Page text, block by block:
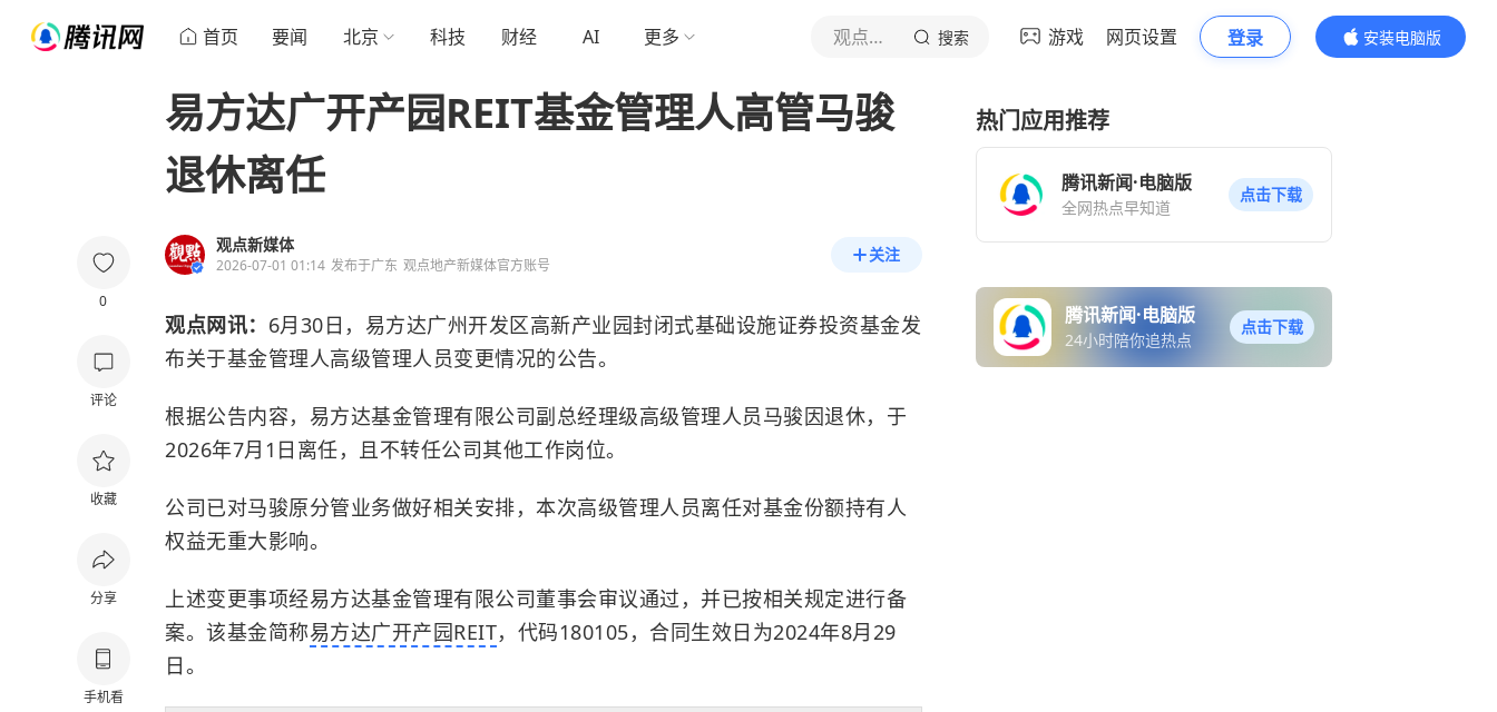
首页 要闻 北京 科技 财经 AI 更多 观点新媒体 搜索 游戏 网页设置 登录
安装电脑版
内容更精彩
0
评论
收藏
分享
手机看
易方达广开产园REIT基金管理人高管马骏
退休离任
观点新媒体
2026-07-01 01:14 发布于广东 观点地产新媒体官方账号
关注
观点网讯： 6月30日，易方达广州开发区高新产业园封闭式基础设施证券投资基金发
布关于基金管理人高级管理人员变更情况的公告。
根据公告内容，易方达基金管理有限公司副总经理级高级管理人员马骏因退休，于
2026年7月1日离任，且不转任公司其他工作岗位。
公司已对马骏原分管业务做好相关安排，本次高级管理人员离任对基金份额持有人
权益无重大影响。
上述变更事项经易方达基金管理有限公司董事会审议通过，并已按相关规定进行备
案。该基金简称易方达广开产园REIT，代码180105，合同生效日为2024年8月29
日。
热门应用推荐
腾讯新闻·电脑版
全网热点早知道
点击下载
腾讯新闻·电脑版
24小时陪你追热点
点击下载